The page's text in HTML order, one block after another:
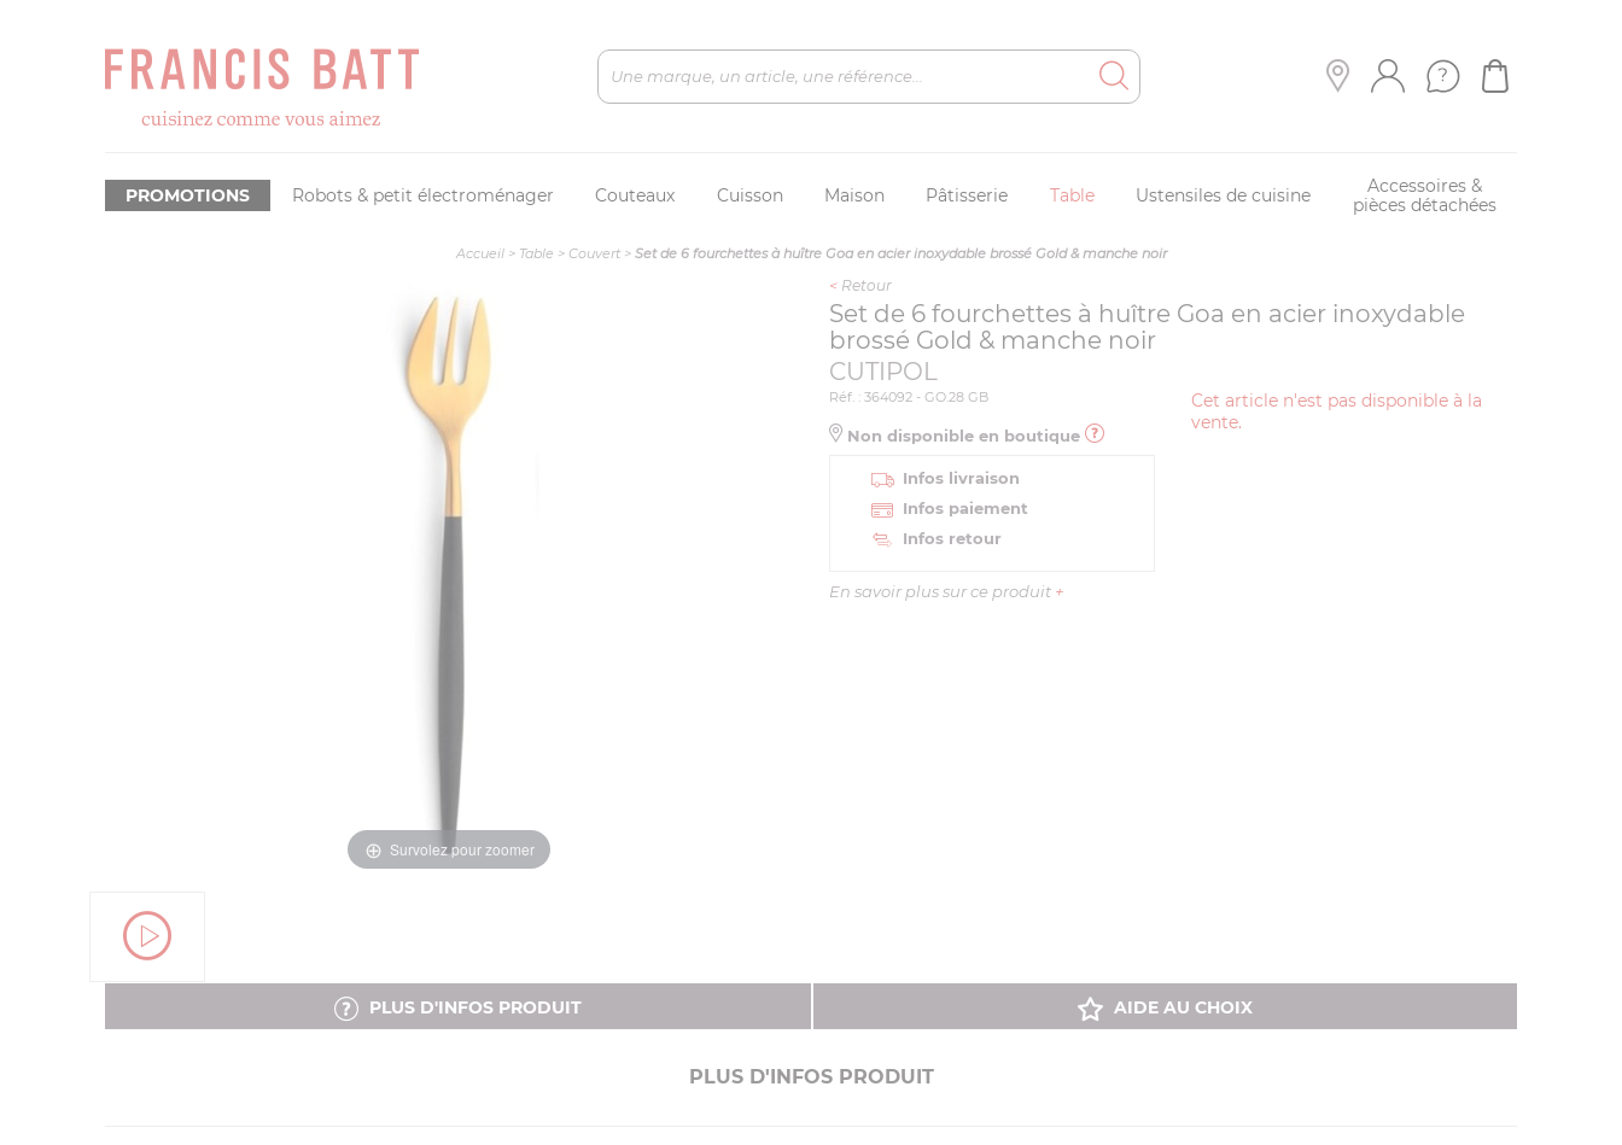
Robots & petit électroménager Couteaux Cuisson Maison Pâtisserie Table Ustensiles de cuisine
Accessoires &
pièces détachées
PROMOTIONS
Accueil> Table > Couvert> Set de 6 fourchettes à huître Goa en acier inoxydable brossé Gold & manche noir
Survolez pour zoomer
< Retour
Set de 6 fourchettes à huître Goa en acier inoxydable
brossé Gold & manche noir
CUTIPOL
Cet article n'est pas disponible à la
vente.
Réf. : 364092 - GO.28 GB
Non disponible en boutique
Infos livraison
Infos paiement
Infos retour
En savoir plus sur ce produit +
PLUS D'INFOS PRODUIT AIDE AU CHOIX
PLUS D'INFOS PRODUIT